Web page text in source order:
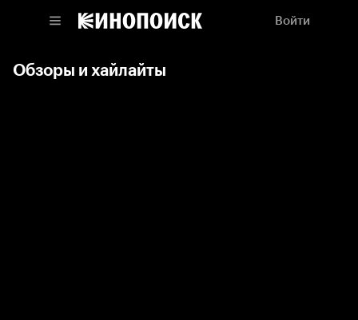
Войти
Обзоры и хайлайты